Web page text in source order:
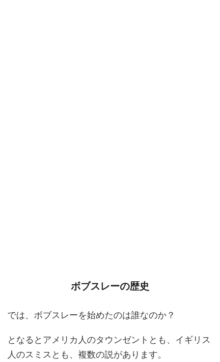
ボブスレーの歴史
では、ボブスレーを始めたのは誰なのか？
となるとアメリカ人のタウンゼントとも、イギリス
人のスミスとも、複数の説があります。